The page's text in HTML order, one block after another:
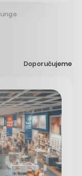
Doporučujeme